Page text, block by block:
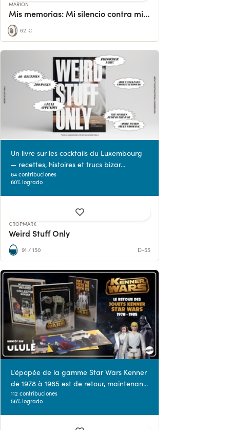
MARION
Mis memorias: Mi silencio contra mi cuerpo
62 €
Un livre sur les cocktails du Luxembourg
— recettes, histoires et trucs bizar...
84 contribuciones
60% logrado
CROPMARK
Weird Stuff Only
91 / 150 D-55
L'épopée de la gamme Star Wars Kenner
de 1978 à 1985 est de retour, maintenan...
112 contribuciones
56% logrado